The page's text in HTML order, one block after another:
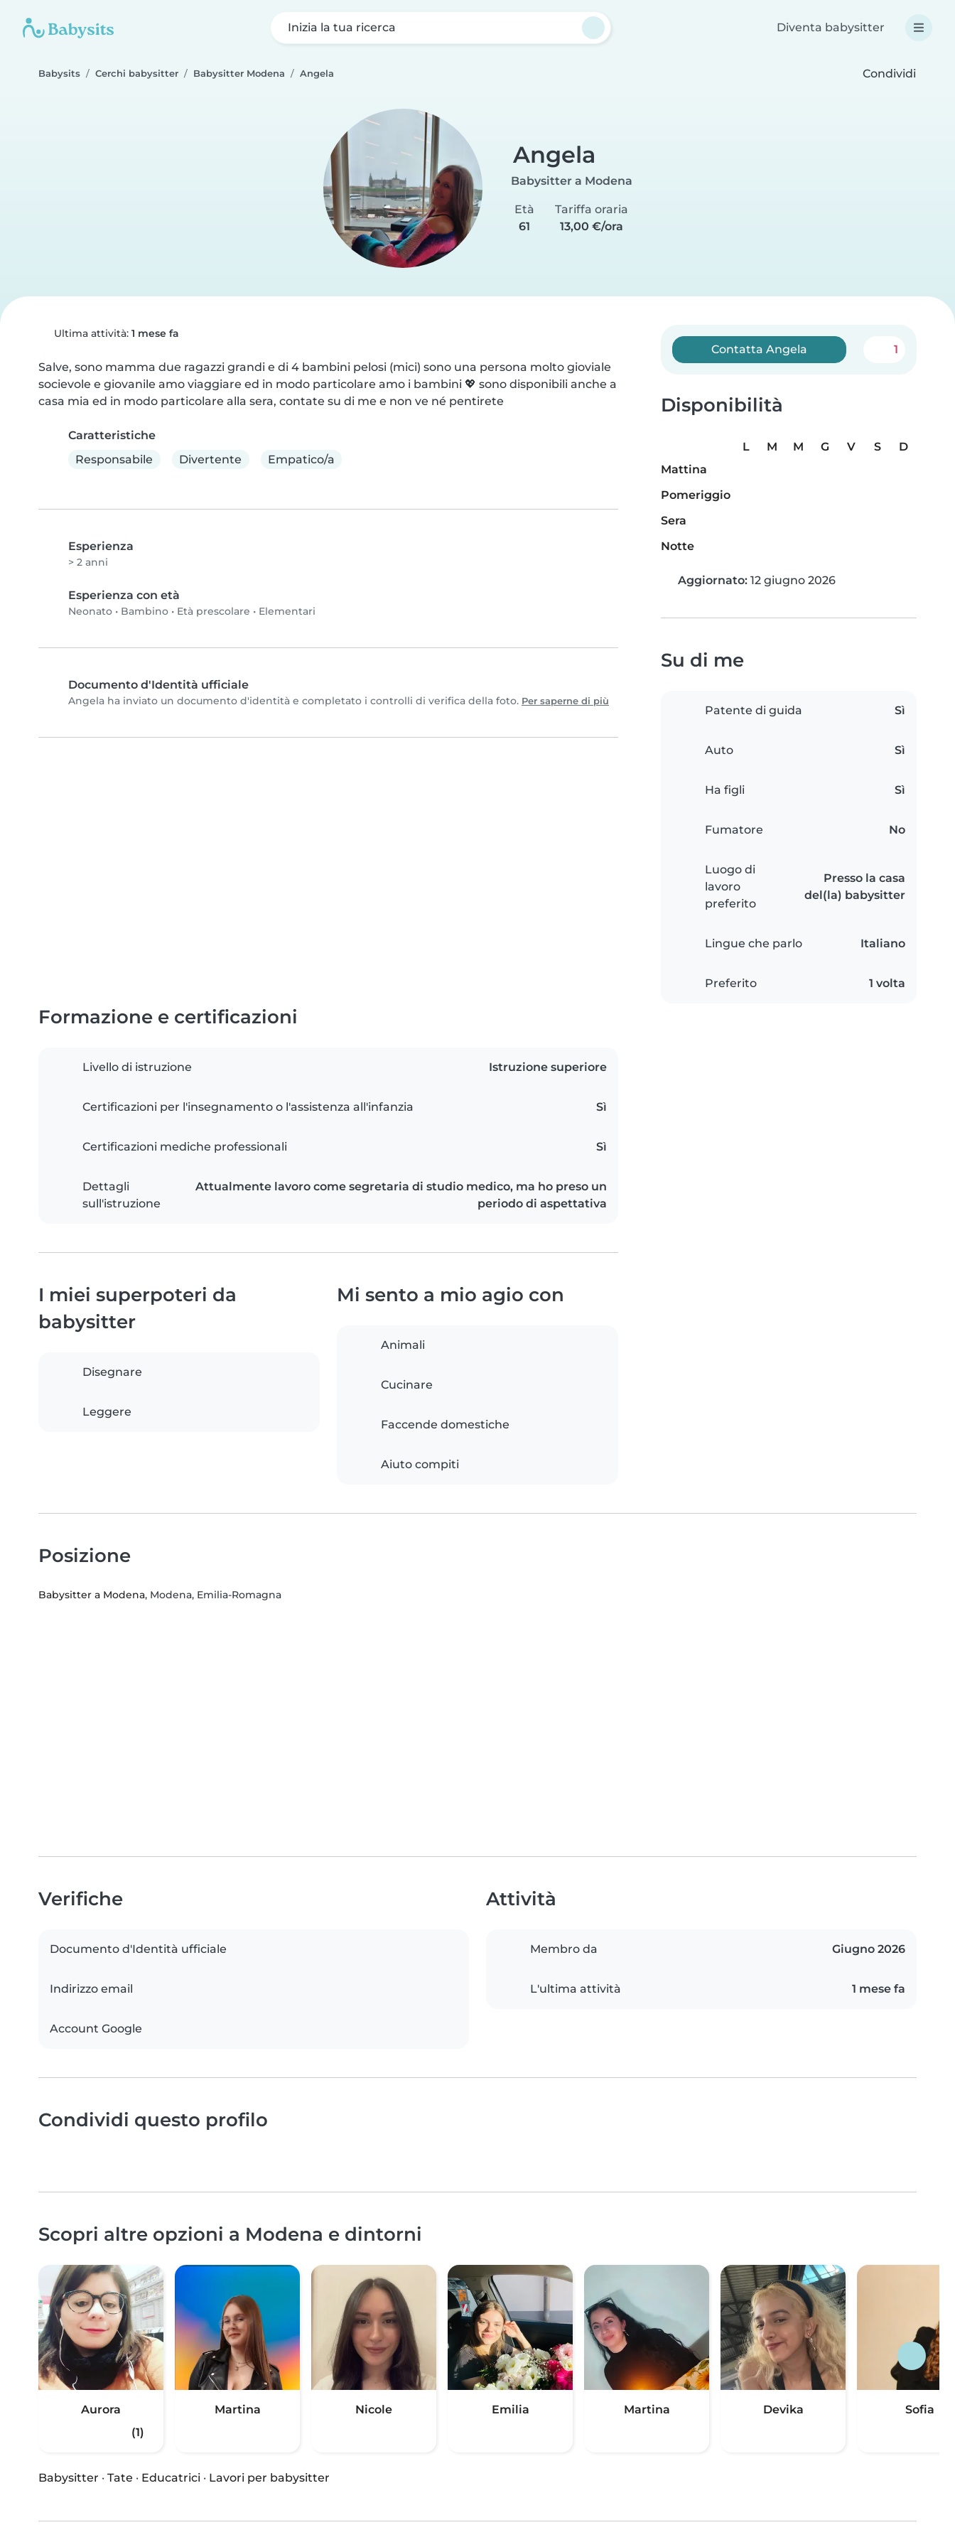
Inizia la tua ricerca Diventa babysitter
Babysits Cerchi babysitter Babysitter Modena Angela Condividi
Angela
Babysitter a Modena
Età
61
Tariffa oraria
13,00 €/ora
Ultima attività: 1 mese fa
Salve, sono mamma due ragazzi grandi e di 4 bambini pelosi (mici) sono una persona molto gioviale
socievole e giovanile amo viaggiare ed in modo particolare amo i bambini 💖 sono disponibili anche a
casa mia ed in modo particolare alla sera, contate su di me e non ve né pentirete
Caratteristiche
Responsabile
Divertente Empatico/a
Esperienza
> 2 anni
Esperienza con età
Neonato • Bambino • Età prescolare • Elementari
Documento d'Identità ufficiale
Angela ha inviato un documento d'identità e completato i controlli di verifica della foto. Per saperne di più
Contatta Angela 1
Disponibilità
L M M G V S
D
Mattina
Pomeriggio
Sera
Notte
Aggiornato: 12 giugno 2026
Su di me
Patente di guida Sì
Auto Sì
Ha figli Sì
Fumatore No
Luogo di
lavoro
preferito
Presso la casa
del(la) babysitter
Lingue che parlo Italiano
Preferito 1 volta
Formazione e certificazioni
Livello di istruzione Istruzione superiore
Certificazioni per l'insegnamento o l'assistenza all'infanzia Sì
Certificazioni mediche professionali Sì
Dettagli
sull'istruzione
Attualmente lavoro come segretaria di studio medico, ma ho preso un
periodo di aspettativa
I miei superpoteri da
babysitter
Disegnare
Leggere
Mi sento a mio agio con
Animali
Cucinare
Faccende domestiche
Aiuto compiti
Posizione
Babysitter a Modena, Modena, Emilia-Romagna
Verifiche
Documento d'Identità ufficiale
Indirizzo email
Account Google
Attività
Membro da Giugno 2026
L'ultima attività 1 mese fa
Condividi questo profilo
Scopri altre opzioni a Modena e dintorni
Aurora
(1)
Martina Nicole Emilia Martina Devika Sofia
Babysitter · Tate · Educatrici · Lavori per babysitter